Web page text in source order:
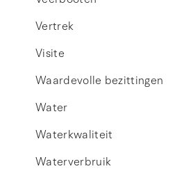
Vertrek
Visite
Waardevolle bezittingen
Water
Waterkwaliteit
Waterverbruik